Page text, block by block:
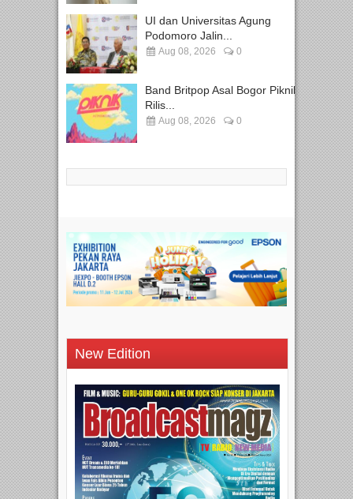
UI dan Universitas Agung
Podomoro Jalin...
Aug 08, 2026 0
Band Britpop Asal Bogor Piknik
Rilis...
Aug 08, 2026 0
New Edition